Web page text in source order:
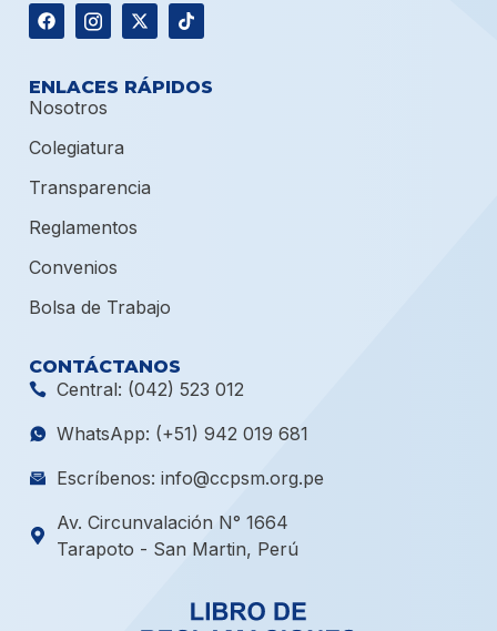
ENLACES RÁPIDOS
Nosotros
Colegiatura
Transparencia
Reglamentos
Convenios
Bolsa de Trabajo
CONTÁCTANOS
Central: (042) 523 012
WhatsApp: (+51) 942 019 681
Escríbenos: info@ccpsm.org.pe
Av. Circunvalación N° 1664
Tarapoto - San Martin, Perú